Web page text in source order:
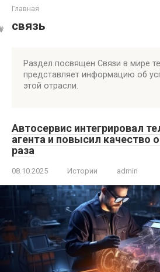
Главная
связь
Раздел посвящен Связи в мире
представляет информацию об
этой отрасли.
Автосервис интегрировал
агента и повысил качество
раза
08.10.2025 Истории admin